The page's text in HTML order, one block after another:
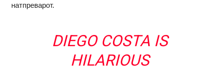
натпреварот.
DIEGO COSTA IS
HILARIOUS